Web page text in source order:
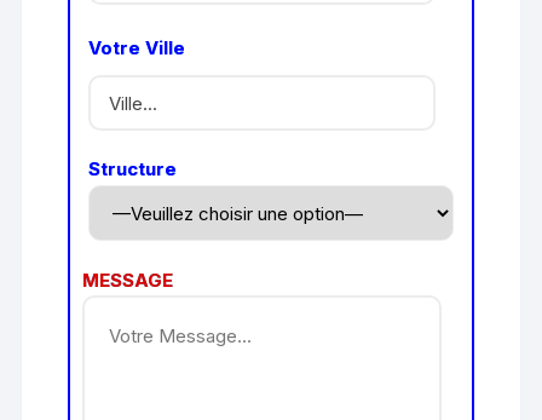
Votre Ville
Structure
MESSAGE